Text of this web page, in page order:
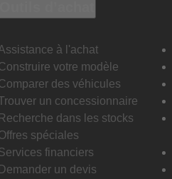
à l'achat
votre modèle
des véhicules
un concessionnaire
Recherche dans les stocks
spéciales
financiers
Demander un devis